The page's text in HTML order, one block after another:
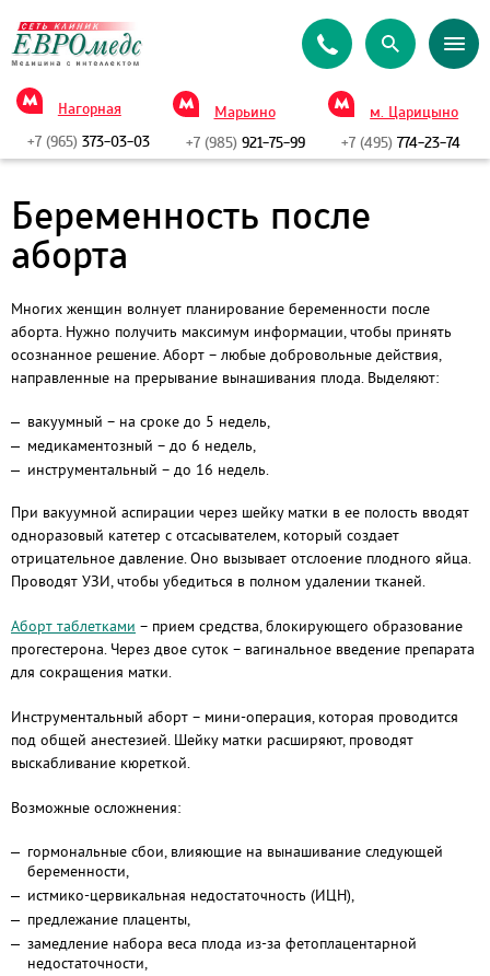
Нагорная
+7 (965) 373-03-03
Марьино
+7 (985)921-75-99
м. Царицыно
+7 (495) 774-23-74
Беременность после
аборта
Многих женщин волнует планирование беременности после
аборта. Нужно получить максимум информации, чтобы принять
осознанное решение. Аборт – любые добровольные действия,
направленные на прерывание вынашивания плода. Выделяют:
вакуумный – на сроке до 5 недель,
медикаментозный – до 6 недель,
инструментальный – до 16 недель.
При вакуумной аспирации через шейку матки в ее полость вводят
одноразовый катетер с отсасывателем, который создает
отрицательное давление. Оно вызывает отслоение плодного яйца.
Проводят УЗИ, чтобы убедиться в полном удалении тканей.
Аборт таблетками – прием средства, блокирующего образование
прогестерона. Через двое суток – вагинальное введение препарата
для сокращения матки.
Инструментальный аборт – мини-операция, которая проводится
под общей анестезией. Шейку матки расширяют, проводят
выскабливание кюреткой.
Возможные осложнения:
гормональные сбои, влияющие на вынашивание следующей
беременности,
истмико-цервикальная недостаточность (ИЦН),
предлежание плаценты,
замедление набора веса плода из-за фетоплацентарной
недостаточности,